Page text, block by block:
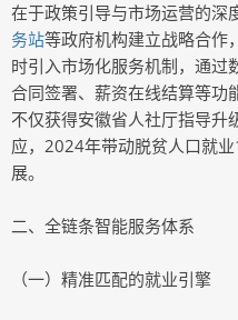
在于政策引导与市场运营的深
务站等政府机构建立战略合作
时引入市场化服务机制，通过
合同签署、薪资在线结算等功
不仅获得安徽省人社厅指导升
应，2024年带动脱贫人口就
展。
二、全链条智能服务体系
（一）精准匹配的就业引擎